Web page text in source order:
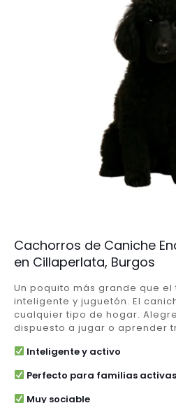
Cachorros de Caniche
en Cillaperlata, Burgos
Un poquito más grande que
inteligente y juguetón. El
cualquier tipo de hogar.
dispuesto a jugar o aprender
Inteligente y activo
Perfecto para familias activas
Muy sociable